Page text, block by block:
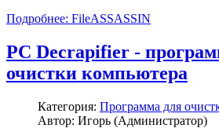
Подробнее: FileASSASSIN
PC Decrapifier -
очистки компьютера
Категория: Программа для
Автор: Игорь (Администратор)